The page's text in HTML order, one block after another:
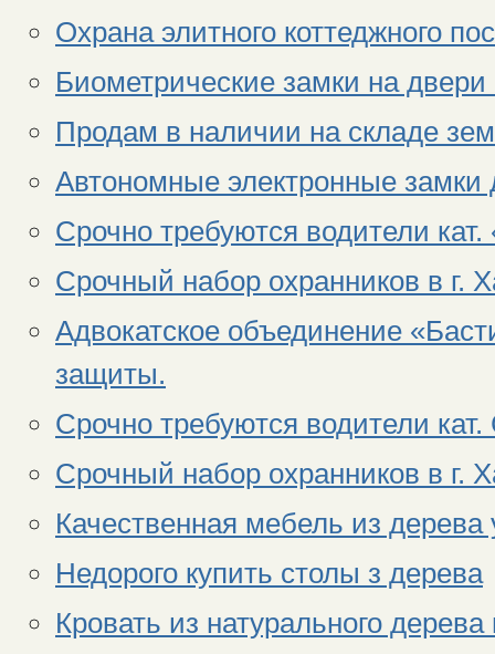
Охрана элитного коттеджного
Биометрические замки на
Продам в наличии на складе
Автономные электронные замки
Срочно требуются водители
Срочный набор охранников в г.
Адвокатское объединение
защиты.
Срочно требуются водители
Срочный набор охранников в г.
Качественная мебель из дерева
Недорого купить столы з дерева
Кровать из натурального